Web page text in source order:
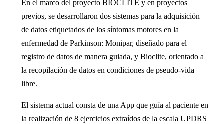
En el marco del proyecto BIOCLITE y en proyectos
previos, se desarrollaron dos sistemas para la adquisición
de datos etiquetados de los síntomas motores en la
enfermedad de Parkinson: Monipar, diseñado para el
registro de datos de manera guiada, y Bioclite, orientado a
la recopilación de datos en condiciones de pseudo-vida
libre.
El sistema actual consta de una App que guía al paciente en
la realización de 8 ejercicios extraídos de la escala UPDRS